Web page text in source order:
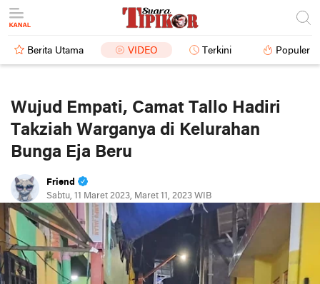
Berita Utama VIDEO Terkini Populer
Wujud Empati, Camat Tallo Hadiri
Takziah Warganya di Kelurahan
Bunga Eja Beru
Friend
Sabtu, 11 Maret 2023, Maret 11, 2023 WIB